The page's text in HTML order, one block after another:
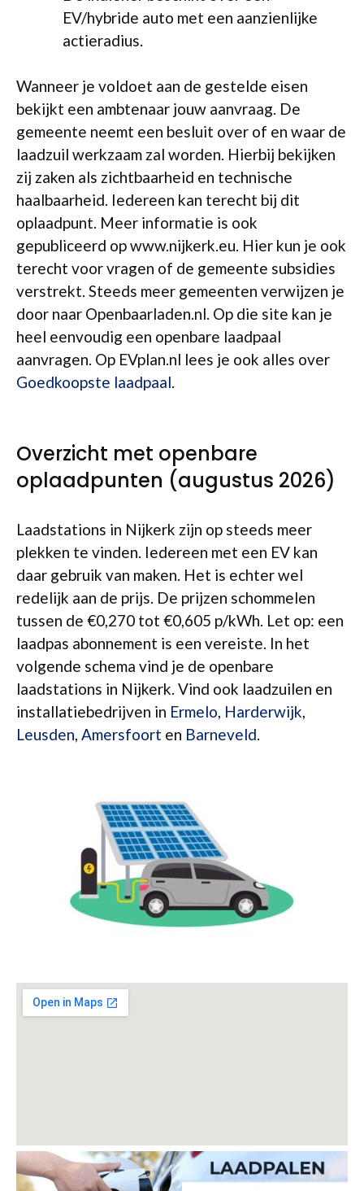
EV/hybride auto met een aanzienlijke
actieradius.
Wanneer je voldoet aan de gestelde eisen
bekijkt een ambtenaar jouw aanvraag. De
gemeente neemt een besluit over of en waar de
laadzuil werkzaam zal worden. Hierbij bekijken
zij zaken als zichtbaarheid en technische
haalbaarheid. Iedereen kan terecht bij dit
oplaadpunt. Meer informatie is ook
gepubliceerd op www.nijkerk.eu. Hier kun je ook
terecht voor vragen of de gemeente subsidies
verstrekt. Steeds meer gemeenten verwijzen je
door naar Openbaarladen.nl. Op die site kan je
heel eenvoudig een openbare laadpaal
aanvragen. Op EVplan.nl lees je ook alles over
Goedkoopste laadpaal.
Overzicht met openbare
oplaadpunten (augustus 2026)
Laadstations in Nijkerk zijn op steeds meer
plekken te vinden. Iedereen met een EV kan
daar gebruik van maken. Het is echter wel
redelijk aan de prijs. De prijzen schommelen
tussen de €0,270 tot €0,605 p/kWh. Let op: een
laadpas abonnement is een vereiste. In het
volgende schema vind je de openbare
laadstations in Nijkerk. Vind ook laadzuilen en
installatiebedrijven in Ermelo, Harderwijk,
Leusden, Amersfoort en Barneveld.